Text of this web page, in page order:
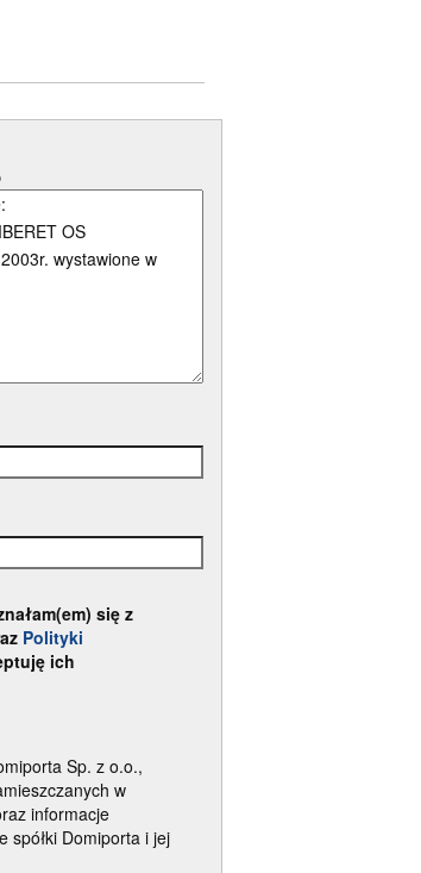
się z
Polityki
ich
Sp. z o.o.,
w
informacje
spółki Domiporta i jej